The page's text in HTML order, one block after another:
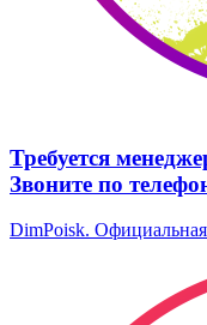
Требуется
Звоните по
DimPoisk. Официальная